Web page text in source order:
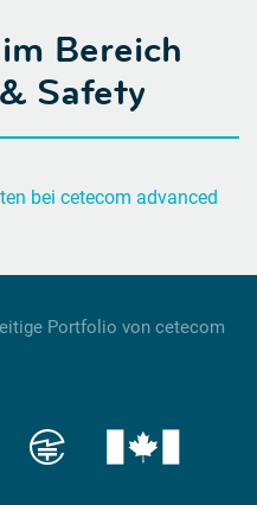
Bereich
Safety
bei cetecom advanced
Portfolio von cetecom